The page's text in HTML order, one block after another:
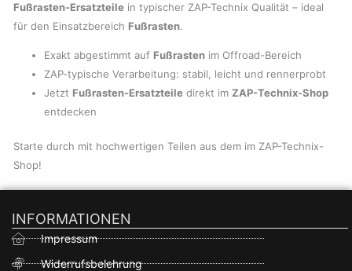
Fußrasten-Ersatzteile in typischer ZAP-Technix Qualität – ideal
für den Einsatzbereich Fußrasten.
Exakt abgestimmt auf Fußrasten im Offroad-Bereich
ZAP-typische Verarbeitung: stabil, leicht und rennerprobt
Jetzt Fußrasten-Ersatzteile direkt im ZAP-Technix-Shop
entdecken
Starte durch mit hochwertigen Teilen aus dem im ZAP-Technix-
Shop!
INFORMATIONEN
Impressum
Widerrufsbelehrung